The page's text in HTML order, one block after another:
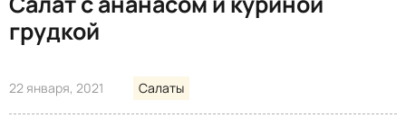
грудкой
22 января, 2021 Салаты